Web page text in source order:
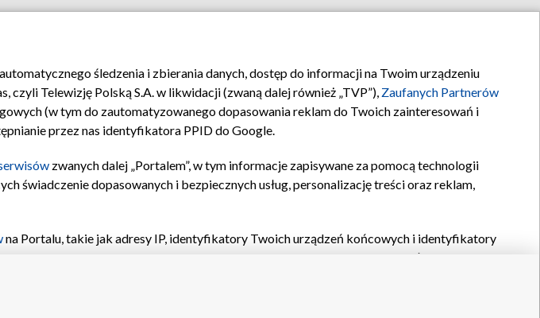
zgody Pomoc Biuro reklamy Kontakt
śledzenia i zbierania danych, dostęp do informacji na Twoim urządzeniu
Telewizję Polską S.A. w likwidacji (zwaną dalej również „TVP”), Zaufanych Partnerów
(w tym do zautomatyzowanego dopasowania reklam do Twoich zainteresowań i
przez nas identyfikatora PPID do Google.
zwanych dalej „Portalem”, w tym informacje zapisywane za pomocą technologii
świadczenie dopasowanych i bezpiecznych usług, personalizację treści oraz reklam,
na Portalu, takie jak adresy IP, identyfikatory Twoich urządzeń końcowych i identyfikatory
oraz pozostałych
lub dostęp do nich, wyboru podstawowych reklam, wyboru spersonalizowanych
wyboru spersonalizowanych treści, pomiaru wydajności reklam, pomiaru wydajności
produktów, zapewnienia bezpieczeństwa, zapobiegania oszustwom i usuwania